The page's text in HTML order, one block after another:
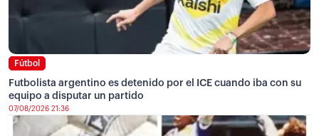
Fútbol
Futbolista argentino es detenido por el ICE cuando iba con su
equipo a disputar un partido
07/08/2026 21:36